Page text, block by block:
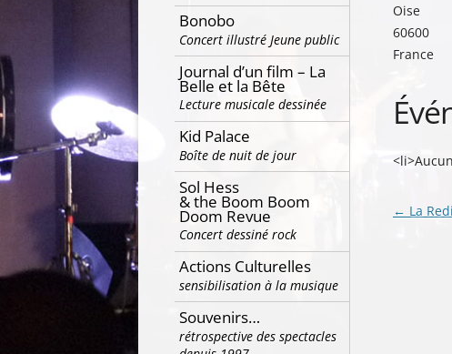
Oise
60600
France
← La
Bonobo
Concert illustré Jeune public
Journal d’un film – La
Belle et la Bête
Lecture musicale dessinée
Kid Palace
Boîte de nuit de jour
Sol Hess
& the Boom Boom
Doom Revue
Concert dessiné rock
Actions Culturelles
sensibilisation à la musique
Souvenirs…
rétrospective des spectacles